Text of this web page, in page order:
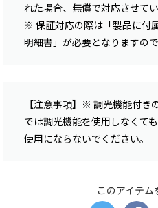
れた場合、無償で対応させてい
※ 保証対応の際は「製品に付
明細書」が必要となりますの
【注意事項】※ 調光機能付き
では調光機能を使用しなくて
使用にならないでください。
このアイテム